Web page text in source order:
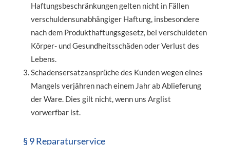
Haftungsbeschränkungen gelten nicht in Fällen
verschuldensunabhängiger Haftung, insbesondere
nach dem Produkthaftungsgesetz, bei verschuldeten
Körper- und Gesundheitsschäden oder Verlust des
Lebens.
Schadensersatzansprüche des Kunden wegen eines
Mangels verjähren nach einem Jahr ab Ablieferung
der Ware. Dies gilt nicht, wenn uns Arglist
vorwerfbar ist.
§ 9 Reparaturservice